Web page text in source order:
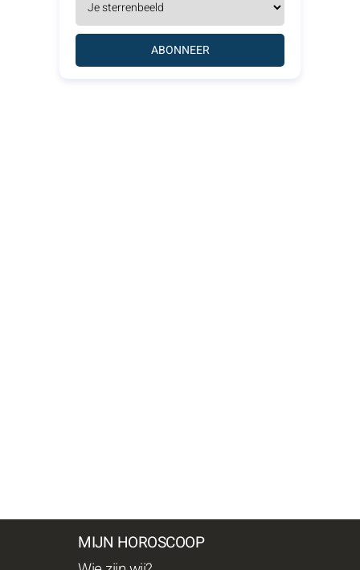
ABONNEER
MIJN HOROSCOOP